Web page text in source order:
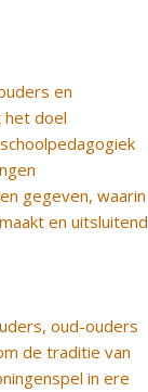
en
het doel
gegeven, waarin
en uitsluitend
oud-ouders
de traditie van
in ere